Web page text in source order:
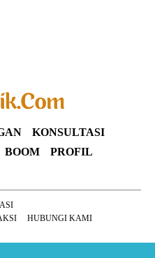
KONSULTASI
BOOM
PROFIL
HUBUNGI KAMI